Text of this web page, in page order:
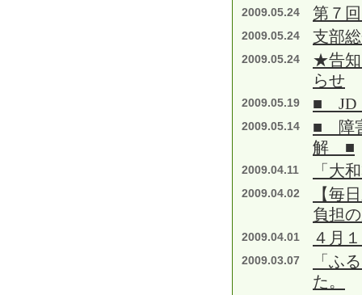
2009.05.24 第７
2009.05.24 支部
2009.05.24
★告
らせ
2009.05.19 ■ JD
2009.05.14
■ 障
解 ■
2009.04.11 「大
2009.04.02
【毎
負担
2009.04.01 ４月
2009.03.07
「ふ
た。